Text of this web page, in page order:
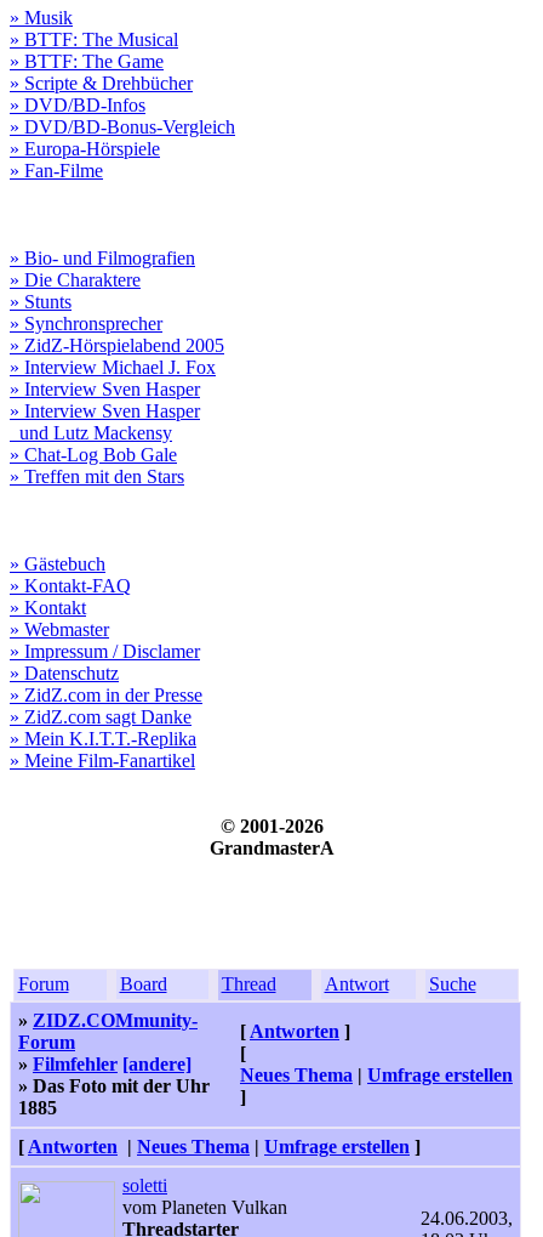
» Musik
» BTTF: The Musical
» BTTF: The Game
» Scripte & Drehbücher
» DVD/BD-Infos
» DVD/BD-Bonus-Vergleich
» Europa-Hörspiele
» Fan-Filme
» Bio- und Filmografien
» Die Charaktere
» Stunts
» Synchronsprecher
» ZidZ-Hörspielabend 2005
» Interview Michael J. Fox
» Interview Sven Hasper
» Interview Sven Hasper
und Lutz Mackensy
» Chat-Log Bob Gale
» Treffen mit den Stars
» Gästebuch
» Kontakt-FAQ
» Kontakt
» Webmaster
» Impressum / Disclamer
» Datenschutz
» ZidZ.com in der Presse
» ZidZ.com sagt Danke
» Mein K.I.T.T.-Replika
» Meine Film-Fanartikel
© 2001-2026
GrandmasterA
Forum Board Thread Antwort
Suche
» ZIDZ.COMmunity-
Forum
» Filmfehler [andere]
» Das Foto mit der Uhr
1885
[ Antworten ]
[
Neues Thema | Umfrage erstellen
]
[ Antworten | Neues Thema | Umfrage erstellen ]
soletti
vom Planeten Vulkan
Threadstarter
24.06.2003,